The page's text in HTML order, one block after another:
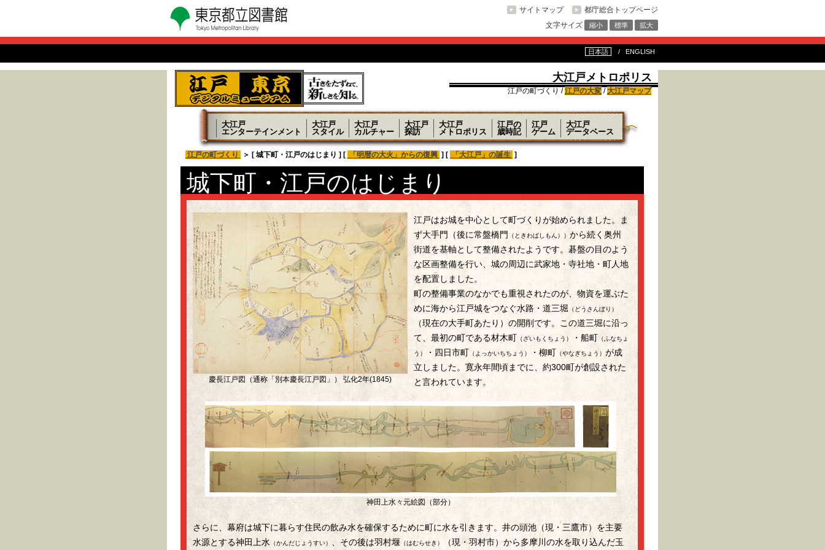
サイトマップ
都庁総合トップページ
文字サイズ
縮小 標準 拡大
日本語 ENGLISH
大江戸メトロポリス
江戸の町づくり /江戸の大変 /大江戸マップ
大江戸
エンターテインメント
大江戸
スタイル
大江戸
カルチャー
大江戸
探訪
大江戸
メトロポリス
江戸の
歳時記
江戸
ゲーム
大江戸
データベース
江戸の町づくり ＞ [ 城下町・江戸のはじまり ] [ 「明暦の大火」からの復興 ] [ 「大江戸」の誕生 ]
城下町・江戸のはじまり
慶長江戸図（通称「別本慶長江戸図」） 弘化2年(1845)
江戸はお城を中心として町づくりが始められました。ま
ず大手門（後に常盤橋門
（ときわばしもん）） から続く奥州
街道を基軸として整備されたようです。碁盤の目のよう
な区画整備を行い、城の周辺に武家地・寺社地・町人地
を配置しました。
町の整備事業のなかでも重視されたのが、物資を運ぶた
めに海から江戸城をつなぐ水路・道三堀 （どうさんぼり）
（現在の大手町あたり）の開削です。この道三堀に沿っ
て、最初の町である材木町 （ざいもくちょう） ・船町 （ふなちょ
う） ・四日市町 （よっかいちちょう） ・柳町 （やなぎちょう） が成
立しました。寛永年間頃までに、約300町が創設された
と言われています。
神田上水々元絵図（部分）
さらに、幕府は城下に暮らす住民の飲み水を確保するために町に水を引きます。井の頭池（現・三鷹市）を主要
水源とする神田上水 （かんだじょうすい） 、その後は羽村堰 （はむらせき） （現・羽村市）から多摩川の水を取り込んだ玉